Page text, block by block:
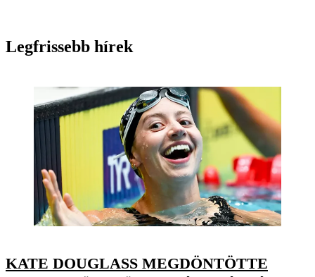
Legfrissebb hírek
KATE DOUGLASS MEGDÖNTÖTTE